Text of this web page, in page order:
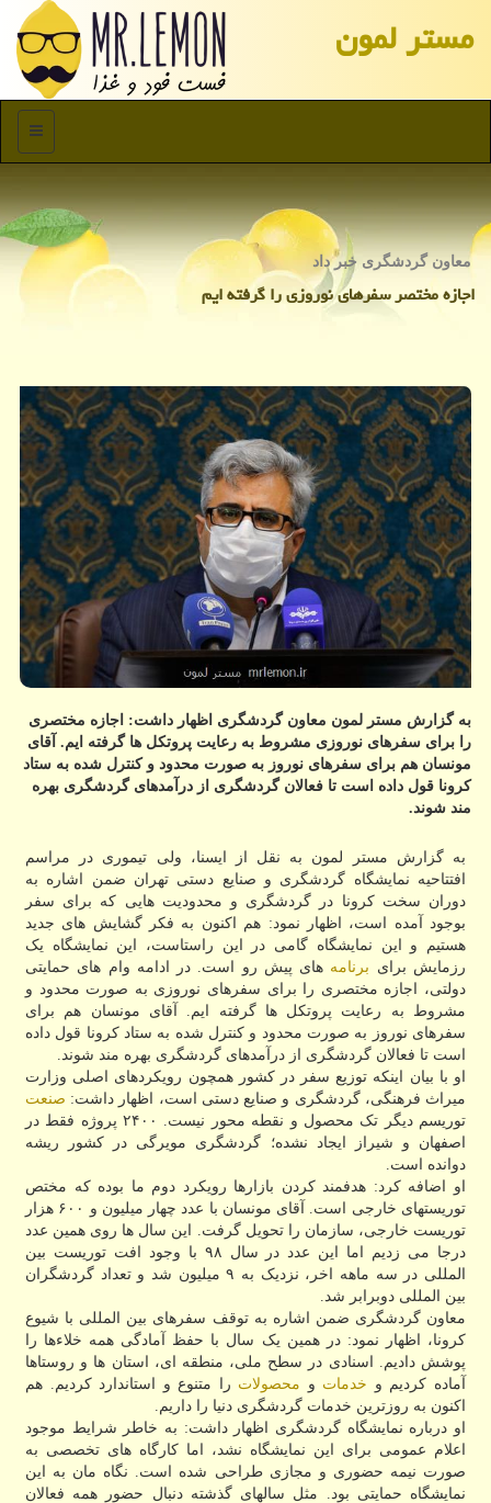
مستر لمون
منو
معاون گردشگری خبر داد
اجازه مختصر سفرهای نوروزی را گرفته ایم
به گزارش مستر لمون معاون گردشگری اظهار داشت: اجازه مختصری
را برای سفرهای نوروزی مشروط به رعایت پروتکل ها گرفته ایم. آقای
مونسان هم برای سفرهای نوروز به صورت محدود و کنترل شده به ستاد
کرونا قول داده است تا فعالان گردشگری از درآمدهای گردشگری بهره
مند شوند.
به گزارش مستر لمون به نقل از ایسنا، ولی تیموری در مراسم
افتتاحیه نمایشگاه گردشگری و صنایع دستی تهران ضمن اشاره به
دوران سخت کرونا در گردشگری و محدودیت هایی که برای سفر
بوجود آمده است، اظهار نمود: هم اکنون به فکر گشایش های جدید
هستیم و این نمایشگاه گامی در این راستاست، این نمایشگاه یک
رزمایش برای برنامه های پیش رو است. در ادامه وام های حمایتی
دولتی، اجازه مختصری را برای سفرهای نوروزی به صورت محدود و
مشروط به رعایت پروتکل ها گرفته ایم. آقای مونسان هم برای
سفرهای نوروز به صورت محدود و کنترل شده به ستاد کرونا قول داده
است تا فعالان گردشگری از درآمدهای گردشگری بهره مند شوند.
او با بیان اینکه توزیع سفر در کشور همچون رویکردهای اصلی وزارت
میراث فرهنگی، گردشگری و صنایع دستی است، اظهار داشت: صنعت
توریسم دیگر تک محصول و نقطه محور نیست. ۲۴۰۰ پروژه فقط در
اصفهان و شیراز ایجاد نشده؛ گردشگری مویرگی در کشور ریشه
دوانده است.
او اضافه کرد: هدفمند کردن بازارها رویکرد دوم ما بوده که مختص
توریستهای خارجی است. آقای مونسان با عدد چهار میلیون و ۶۰۰ هزار
توریست خارجی، سازمان را تحویل گرفت. این سال ها روی همین عدد
درجا می زدیم اما این عدد در سال ۹۸ با وجود افت توریست بین
المللی در سه ماهه اخر، نزدیک به ۹ میلیون شد و تعداد گردشگران
بین المللی دوبرابر شد.
معاون گردشگری ضمن اشاره به توقف سفرهای بین المللی با شیوع
کرونا، اظهار نمود: در همین یک سال با حفظ آمادگی همه خلاءها را
پوشش دادیم. اسنادی در سطح ملی، منطقه ای، استان ها و روستاها
آماده کردیم و خدمات و محصولات را متنوع و استاندارد کردیم. هم
اکنون به روزترین خدمات گردشگری دنیا را داریم.
او درباره نمایشگاه گردشگری اظهار داشت: به خاطر شرایط موجود
اعلام عمومی برای این نمایشگاه نشد، اما کارگاه های تخصصی به
صورت نیمه حضوری و مجازی طراحی شده است. نگاه مان به این
نمایشگاه حمایتی بود. مثل سالهای گذشته دنبال حضور همه فعالان